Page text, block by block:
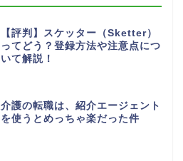
【評判】スケッター（Sketter）
ってどう？登録方法や注意点につ
いて解説！
介護の転職は、紹介エージェント
を使うとめっちゃ楽だった件